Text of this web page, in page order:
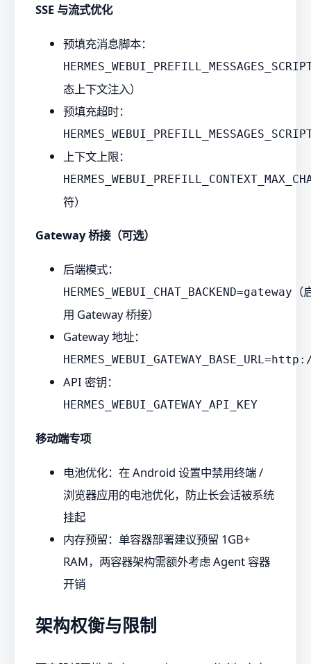
SSE 与流式优化
预填充消息脚本：
态上下文注入）
预填充超时：
上下文上限：
符）
Gateway 桥接（可选）
后端模式：
HERMES_WEBUI_CHAT_BACKEND=gateway
（
用 Gateway 桥接）
Gateway 地址：
API 密钥：
HERMES_WEBUI_GATEWAY_API_KEY
移动端专项
电池优化：在 Android 设置中禁用终端 /
浏览器应用的电池优化，防止长会话被系统
挂起
内存预留：单容器部署建议预留 1GB+
RAM，两容器架构需额外考虑 Agent 容器
开销
架构权衡与限制